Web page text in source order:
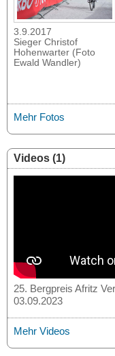
3.9.2017
Sieger Christof
Hohenwarter (Foto
Ewald Wandler)
Mehr Fotos
Videos (1)
25. Bergpreis Afritz
03.09.2023
Mehr Videos